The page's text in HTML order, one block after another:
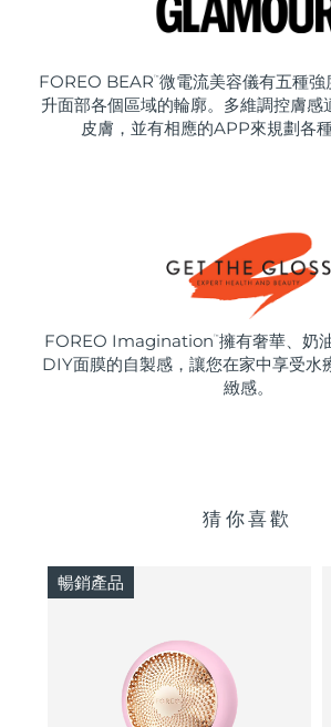
FOREO BEAR ™ 微電流美容儀有五種
升面部各個區域的輪廓。多維調控膚感
皮膚，並有相應的APP來規劃各種
FOREO Imagination ™ 擁有奢華、奶
DIY面膜的自製感，讓您在家中享受水
緻感。
猜你喜歡
暢銷產品